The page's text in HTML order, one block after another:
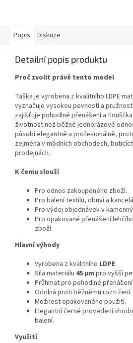
Popis Diskuze
Detailní popis produktu
Proč zvolit právě tento model
Taška je vyrobena z kvalitního LDPE
vyznačuje vysokou pevností a
zajišťuje pohodlné přenášení a tloušťka
životnost než běžné jednorázové
působí elegantně a profesionálně,
zejména v módních obchodech,
prodejnách.
K čemu slouží
Pro odnos zakoupeného zboží.
Pro balení textilu, obuvi a
Pro výdej objednávek v
Pro opakované přenášení
zboží.
Hlavní výhody
Vyrobena z kvalitního LDPE.
Síla materiálu 45 μm pro vyšší
Průhmat pro pohodlné přenášení.
Odolná proti běžnému roztržení.
Možnost opakovaného použití.
Elegantní černé provedení
balení.
Využití